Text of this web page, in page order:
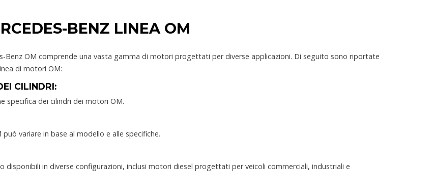
BENZ LINEA OM
Benz OM comprende una vasta gamma di motori progettati per diverse applicazioni. Di seguito sono riportate
di motori OM:
CILINDRI:
specifica dei cilindri dei motori OM.
variare in base al modello e alle specifiche.
disponibili in diverse configurazioni, inclusi motori diesel progettati per veicoli commerciali, industriali e